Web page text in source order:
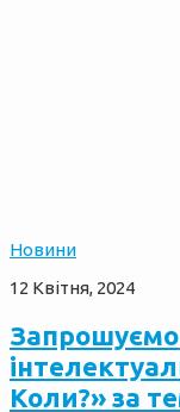
Новини
12 Квітня, 2024
Запрошуємо
Коли?» за